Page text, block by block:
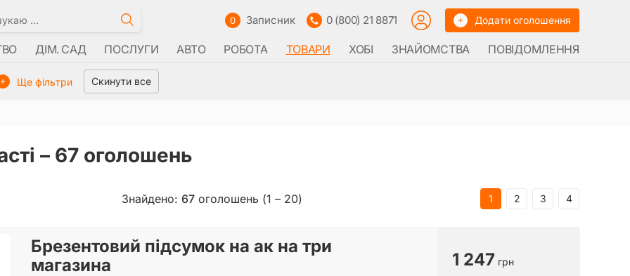
0 Записник 0 (800) 21 8871 Додати оголошення
ДІМ. САД ПОСЛУГИ АВТО РОБОТА ТОВАРИ ХОБІ ЗНАЙОМСТВА ПОВІДОМЛЕННЯ
Ще фільтри Скинути все
– 67 оголошень
Знайдено: 67 оголошень (1 – 20) 1 2 3 4
Брезентовий підсумок на ак на три
магазина
1 247 грн